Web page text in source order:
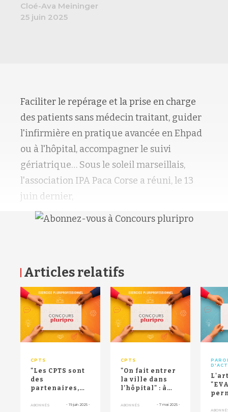
Cloé-Ava Meininger
25 juin 2025
Faciliter le repérage et la prise en charge
des patients sans médecin traitant, guider
l'infirmière en pratique avancée en Ehpad
ou à l'hôpital, accompagner le suivi
gériatrique… Sous le soleil marseillais,
l'association IPA Paca Corse a réuni, le 13
juin dernier,
Articles relatifs
CPTS
"Les CPTS sont
des
partenaires,
prestataires" :
ABONNÉS - 19 juin 2025 -
CPTS
"On fait entrer
la ville dans
l’hôpital" : à
CPTS
ABONNÉS - 7 mai 2025 -
RETOUR HAUT DE PAGE